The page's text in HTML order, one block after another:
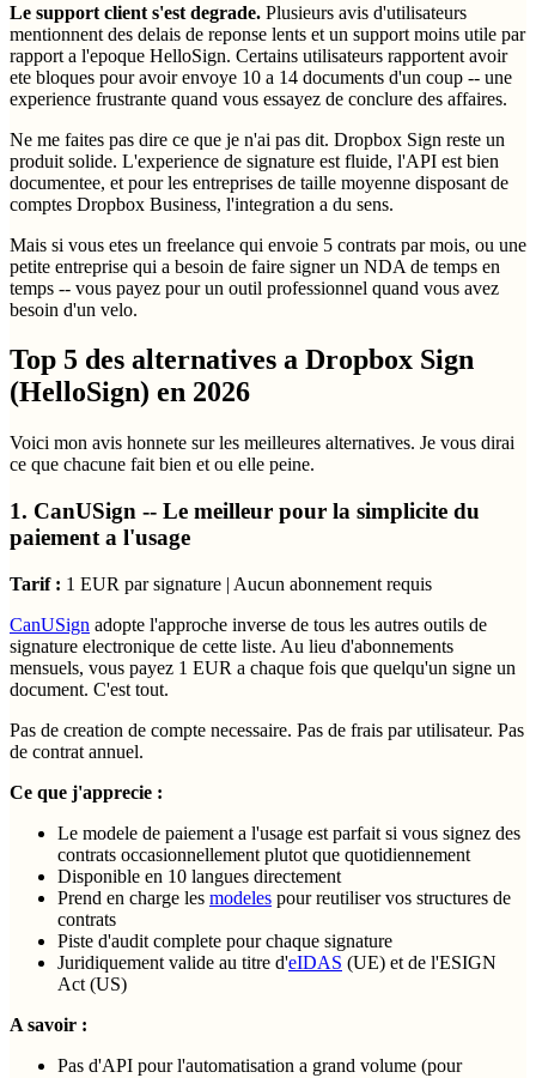
Le support client s'est degrade. Plusieurs avis d'utilisateurs
mentionnent des delais de reponse lents et un support moins utile par
rapport a l'epoque HelloSign. Certains utilisateurs rapportent avoir
ete bloques pour avoir envoye 10 a 14 documents d'un coup -- une
experience frustrante quand vous essayez de conclure des affaires.
Ne me faites pas dire ce que je n'ai pas dit. Dropbox Sign reste un
produit solide. L'experience de signature est fluide, l'API est bien
documentee, et pour les entreprises de taille moyenne disposant de
comptes Dropbox Business, l'integration a du sens.
Mais si vous etes un freelance qui envoie 5 contrats par mois, ou une
petite entreprise qui a besoin de faire signer un NDA de temps en
temps -- vous payez pour un outil professionnel quand vous avez
besoin d'un velo.
Top 5 des alternatives a Dropbox Sign
(HelloSign) en 2026
Voici mon avis honnete sur les meilleures alternatives. Je vous dirai
ce que chacune fait bien et ou elle peine.
1. CanUSign -- Le meilleur pour la simplicite du
paiement a l'usage
Tarif : 1 EUR par signature | Aucun abonnement requis
CanUSign adopte l'approche inverse de tous les autres outils de
signature electronique de cette liste. Au lieu d'abonnements
mensuels, vous payez 1 EUR a chaque fois que quelqu'un signe un
document. C'est tout.
Pas de creation de compte necessaire. Pas de frais par utilisateur. Pas
de contrat annuel.
Ce que j'apprecie :
Le modele de paiement a l'usage est parfait si vous signez des
contrats occasionnellement plutot que quotidiennement
Disponible en 10 langues directement
Prend en charge les modeles pour reutiliser vos structures de
contrats
Piste d'audit complete pour chaque signature
Juridiquement valide au titre d'eIDAS (UE) et de l'ESIGN
Act (US)
A savoir :
Pas d'API pour l'automatisation a grand volume (pour